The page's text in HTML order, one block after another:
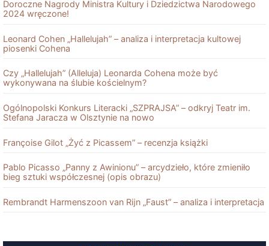
Doroczne Nagrody Ministra Kultury i Dziedzictwa Narodowego
2024 wręczone!
Leonard Cohen „Hallelujah” – analiza i interpretacja kultowej
piosenki Cohena
Czy „Hallelujah” (Alleluja) Leonarda Cohena może być
wykonywana na ślubie kościelnym?
Ogólnopolski Konkurs Literacki „SZPRAJSA” – odkryj Teatr im.
Stefana Jaracza w Olsztynie na nowo
Françoise Gilot „Żyć z Picassem” – recenzja książki
Pablo Picasso „Panny z Awinionu” – arcydzieło, które zmieniło
bieg sztuki współczesnej (opis obrazu)
Rembrandt Harmenszoon van Rĳn „Faust” – analiza i interpretacja